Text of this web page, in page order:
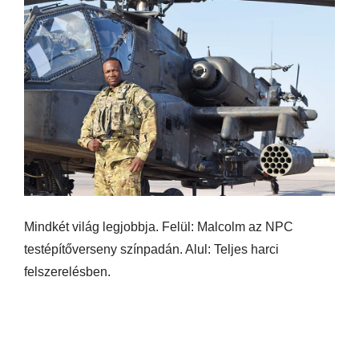
Mindkét világ legjobbja. Felül: Malcolm az NPC
testépítőverseny színpadán. Alul: Teljes harci
felszerelésben.